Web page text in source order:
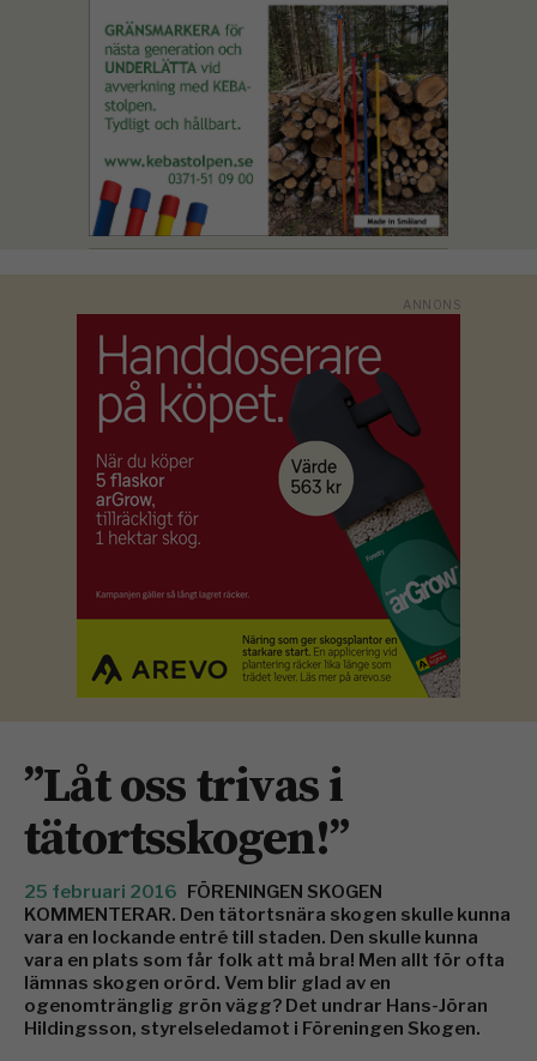
”Låt oss trivas i
tätortsskogen!”
25 februari 2016 FÖRENINGEN SKOGEN
KOMMENTERAR. Den tätortsnära skogen skulle kunna
vara en lockande entré till staden. Den skulle kunna
vara en plats som får folk att må bra! Men allt för ofta
lämnas skogen orörd. Vem blir glad av en
ogenomtränglig grön vägg? Det undrar Hans-Jöran
Hildingsson, styrelseledamot i Föreningen Skogen.